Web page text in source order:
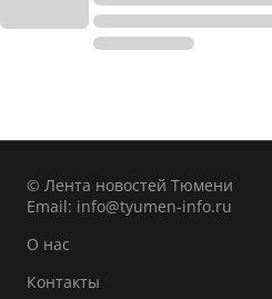
© Лента новостей Тюмени
Email: info@tyumen-info.ru
О нас
Контакты